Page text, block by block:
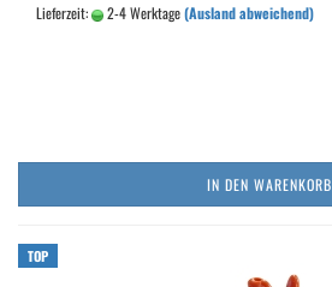
Lieferzeit: 2-4 Werktage(Ausland abweichend)
IN DEN WARENKORB
TOP